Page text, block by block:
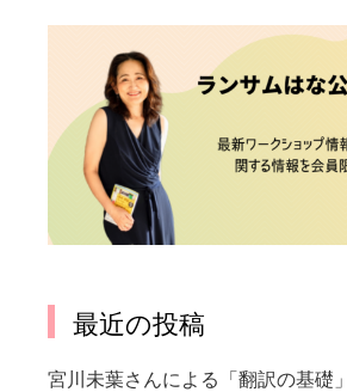
最近の投稿
宮川未葉さんによる「翻訳の基礎